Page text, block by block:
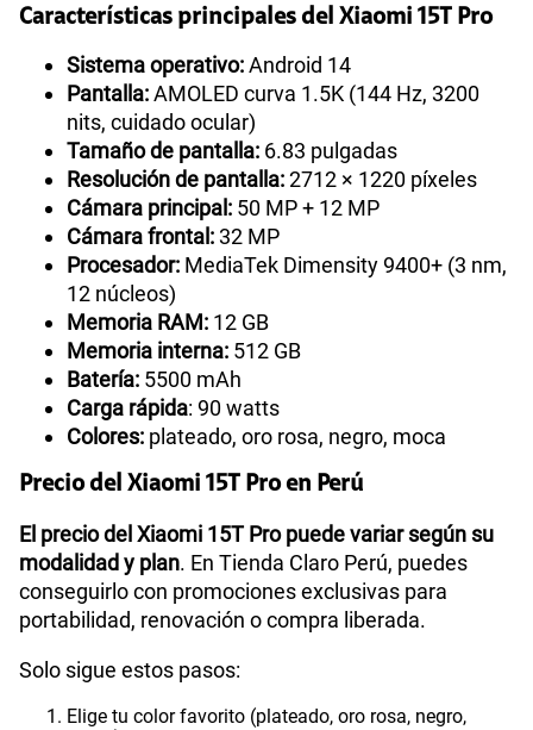
Características principales del Xiaomi 15T Pro
Sistema operativo:Android 14
Pantalla:AMOLED curva 1.5K (144 Hz, 3200
nits, cuidado ocular)
Tamaño de pantalla: 6.83 pulgadas
Resolución de pantalla:2712 × 1220 píxeles
Cámara principal: 50 MP + 12 MP
Cámara frontal: 32 MP
Procesador: MediaTek Dimensity 9400+ (3 nm,
12 núcleos)
Memoria RAM: 12 GB
Memoria interna: 512 GB
Batería: 5500 mAh
Carga rápida: 90 watts
Colores: plateado, oro rosa, negro, moca
Precio del Xiaomi 15T Pro en Perú
El precio del Xiaomi 15T Pro puede variar según su
modalidad y plan. En Tienda Claro Perú, puedes
conseguirlo con promociones exclusivas para
portabilidad, renovación o compra liberada.
Solo sigue estos pasos:
Elige tu color favorito (plateado, oro rosa, negro,